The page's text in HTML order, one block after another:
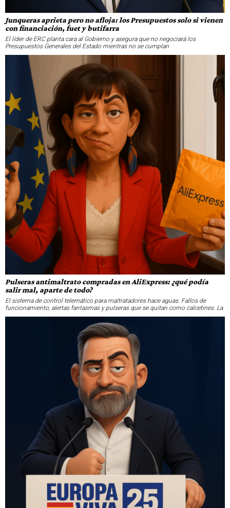
Junqueras aprieta pero no afloja: los Presupuestos solo si vienen
con financiación, fuet y butifarra
El líder de ERC planta cara al Gobierno y asegura que no negociará los
Presupuestos Generales del Estado mientras no se cumplan
Pulseras antimaltrato compradas en AliExpress: ¿qué podía
salir mal, aparte de todo?
El sistema de control telemático para maltratadores hace aguas. Fallos de
funcionamiento, alertas fantasmas y pulseras que se quitan como calcetines. La